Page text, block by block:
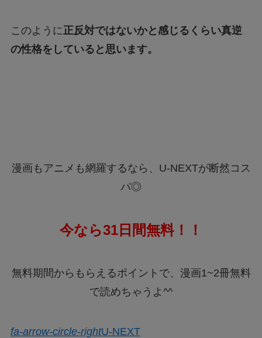
このように正反対ではないかと感じるくらい真逆
の性格をしていると思います。
漫画もアニメも網羅するなら、U-NEXTが断然コス
パ◎
今なら31日間無料！！
無料期間からもらえるポイントで、漫画1~2冊無料
で読めちゃうよ^^
fa-arrow-circle-rightU-NEXT